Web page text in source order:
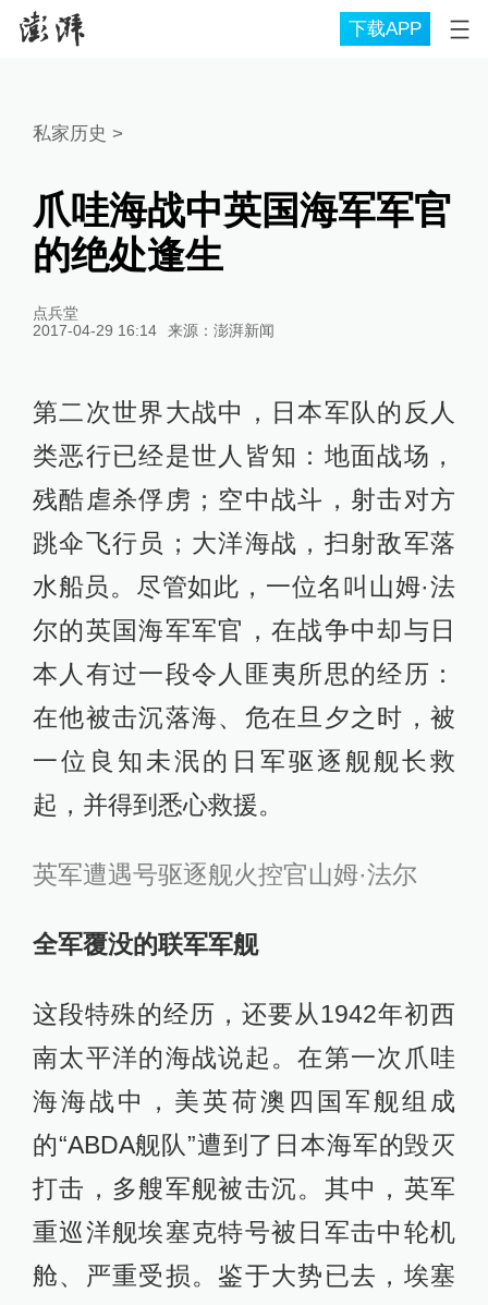
下载APP
私家历史 >
爪哇海战中英国海军军官
的绝处逢生
点兵堂
2017-04-29 16:14
来源： 澎湃新闻
第二次世界大战中，日本军队的反人
类恶行已经是世人皆知：地面战场，
残酷虐杀俘虏；空中战斗，射击对方
跳伞飞行员；大洋海战，扫射敌军落
水船员。尽管如此，一位名叫山姆·法
尔的英国海军军官，在战争中却与日
本人有过一段令人匪夷所思的经历：
在他被击沉落海、危在旦夕之时，被
一位良知未泯的日军驱逐舰舰长救
起，并得到悉心救援。
英军遭遇号驱逐舰火控官山姆·法尔
全军覆没的联军军舰
这段特殊的经历，还要从1942年初西
南太平洋的海战说起。在第一次爪哇
海海战中，美英荷澳四国军舰组成
的“ABDA舰队”遭到了日本海军的毁灭
打击，多艘军舰被击沉。其中，英军
重巡洋舰埃塞克特号被日军击中轮机
舱、严重受损。鉴于大势已去，埃塞